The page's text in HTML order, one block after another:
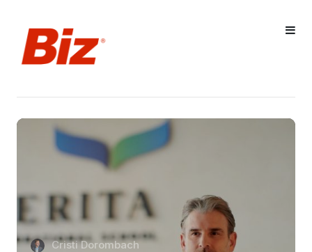
Cristi Dorombach